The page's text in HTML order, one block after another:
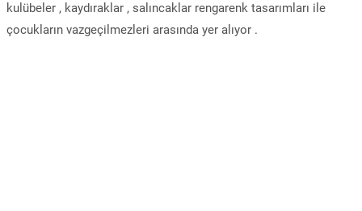
kulübeler , kaydıraklar , salıncaklar rengarenk tasarımları ile
çocukların vazgeçilmezleri arasında yer alıyor .